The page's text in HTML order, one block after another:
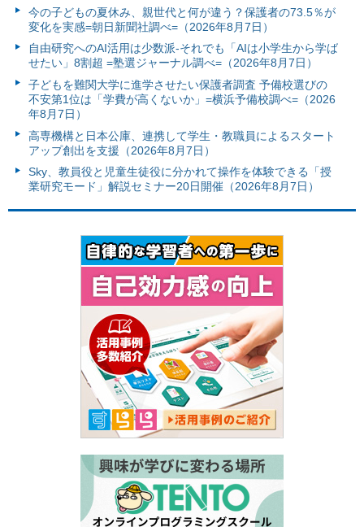
今の子どもの夏休み、親世代と何が違う？保護者の73.5％が
変化を実感=朝日新聞社調べ=（2026年8月7日）
自由研究へのAI活用は少数派-それでも「AIは小学生から学ば
せたい」8割超 =塾選ジャーナル調べ=（2026年8月7日）
子どもを難関大学に進学させたい保護者調査 予備校選びの
不安第1位は「学費が高くないか」=横浜予備校調べ=（2026
年8月7日）
高専機構と日本公庫、連携して学生・教職員によるスタート
アップ創出を支援（2026年8月7日）
Sky、教員役と児童生徒役に分かれて操作を体験できる「授
業研究モード」解説セミナー20日開催（2026年8月7日）